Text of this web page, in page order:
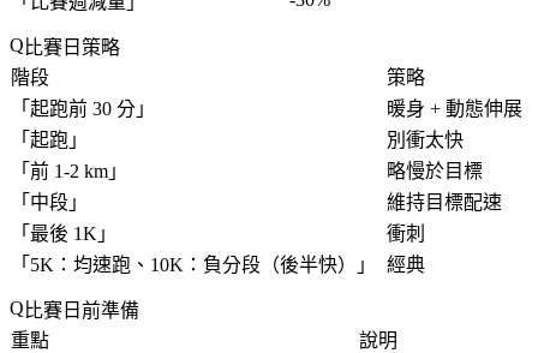
比賽日策略
階段
策略
「 起跑前 30 分 」
暖身 + 動態伸展
「 起跑 」
別衝太快
「 前 1-2 km 」
略慢於目標
「 中段 」
維持目標配速
「 最後 1K 」
衝刺
「 5K：均速跑、10K：負分段（後半快） 」 經典
比賽日前準備
重點
說明